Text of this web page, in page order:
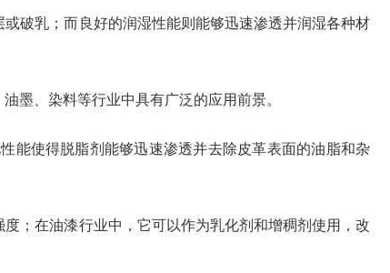
破乳；而良好的润湿性能则能够迅速渗透并润湿各种材
墨、染料等行业中具有广泛的应用前景。
能使得脱脂剂能够迅速渗透并去除皮革表面的油脂和杂
；在油漆行业中，它可以作为乳化剂和增稠剂使用，改